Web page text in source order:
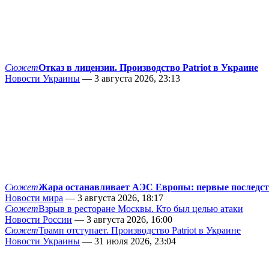
СюжетОтказ в лицензии. Производство Patriot в Украине
Новости Украины — 3 августа 2026, 23:13
СюжетЖара останавливает АЭС Европы: первые
Новости мира — 3 августа 2026, 18:17
СюжетВзрыв в ресторане Москвы. Кто был целью атаки
Новости России — 3 августа 2026, 16:00
СюжетТрамп отступает. Производство Patriot в Украине
Новости Украины — 31 июля 2026, 23:04